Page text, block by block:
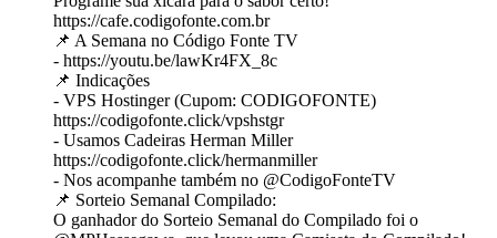
https://cafe.codigofonte.com.br
📌 A Semana no Código Fonte TV
- https://youtu.be/lawKr4FX_8c
📌 Indicações
- VPS Hostinger (Cupom: CODIGOFONTE)
https://codigofonte.click/vpshstgr
- Usamos Cadeiras Herman Miller
https://codigofonte.click/hermanmiller
- Nos acompanhe também no @‌CodigoFonteTV
📌 Sorteio Semanal Compilado:
O ganhador do Sorteio Semanal do Compilado foi o